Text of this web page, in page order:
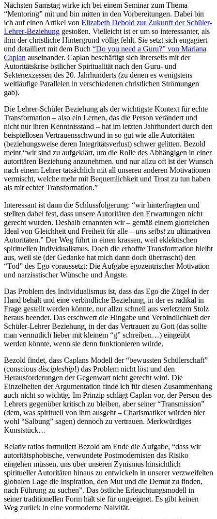
Nächsten Samstag wirke ich bei einem Seminar zum Thema
“Mentoring” mit und bin mitten in den Vorbereitungen. Dabei bin
ich auf einen Artikel von Elizabeth Debold zur Zukunft der Schüler-
Lehrer-Beziehung gestoßen. Vielleicht ist er um so interessanter, als
ihm der christliche Hintergrund völlig fehlt. Sie setzt sich engagiert
und detailliert mit dem Buch “Do you need a Guru?” von Mariana
Caplan auseinander. Caplan beschäftigt sich ihrerseits mit der
Autoritätskrise östlicher Spiritualität nach den Guru- und
Sektenexzessen des 20. Jahrhunderts (zu denen es wenigstens
weitläufige Parallelen in verschiedenen christlichen Strömungen
gab).
Die Lehrer-Schüler Beziehung als der wichtigste Kontext für echte
Transformation – also ein Lernen, das die Person verändert und
nicht nur ihren Kenntnisstand – hat im letzten Jahrhundert durch den
beispiellosen Vertrauensschwund in so gut wie alle Autoritäten
(beziehungsweise deren Integritätsverlust) schwer gelitten. Bezold
meint “wir sind zu aufgeklärt, um die Rolle des Abhängigen in einer
autoritären Beziehung anzunehmen. und nur allzu oft ist der Wunsch
nach einem Lehrer tatsächlich mit all unseren anderen Motivationen
vermischt, welche mehr mit Bequemlichkeit und Trost zu tun haben
als mit echter Transformation.”
Interessant ist dann die Schlussfolgerung: “wir hinterfragten und
stellten dabei fest, dass unsere Autoritäten den Erwartungen nicht
gerecht wurden. Deshalb ernannten wir – gemäß einem glorreichen
Ideal von Gleichheit und Freiheit für alle – uns selbstzu ultimativen
Autoritäten.” Der Weg führt in einen krassen, weil eklektischen
spirituellen Individualismus. Doch die erhoffte Transformation bleibt
aus, weil sie (der Gedanke hat mich dann doch überrascht) den
“Tod” des Ego voraussetzt: Die Aufgabe egozentrischer Motivation
und narzisstischer Wünsche und Ängste.
Das Problem des Individualismus ist, dass das Ego die Zügel in der
Hand behält und eine verbindliche Beziehung, in der es radikal in
Frage gestellt werden könnte, nur allzu schnell aus verletztem Stolz
heraus beendet. Das erschwert die Hingabe und Verbindlichkeit der
Schüler-Lehrer Beziehung, in der das Vertrauen zu Gott (das sollte
man vermutlich lieber mit kleinem “g” schreiben…) eingeübt
werden könnte, wenn sie denn funktionieren würde.
Bezold findet, dass Caplans Modell der “bewussten Schülerschaft”
(conscious discipleship!) das Problem nicht löst und den
Herausforderungen der Gegenwart nicht gerecht wird. Die
Einzelheiten der Argumentation finde ich für diesen Zusammenhang
auch nicht so wichtig. Im Prinzip schlägt Caplan vor, der Person des
Lehrers gegenüber kritisch zu bleiben, aber seiner “Transmission”
(dem, was spirituell von ihm ausgeht – Charismatiker würden hier
wohl “Salbung” sagen) dennoch zu vertrauen. Merkwürdiges
Kunststück…
Relativ ratlos formuliert Bezold am Ende die Aufgabe, “dass wir
autoritätsphobische, verwundete Postmodernisten das Risiko
eingehen müssen, uns über unseren Zynismus hinsichtlich
spiritueller Autoritäten hinaus zu entwickeln in unserer verzweifelten
globalen Lage die Inspiration, den Mut und die Demut zu finden,
nach Führung zu suchen”. Das östliche Erleuchtungsmodell in
seiner traditionellen Form hält sie für ungeeignet. Es gibt keinen
Weg zurück in eine vormoderne Naivität.